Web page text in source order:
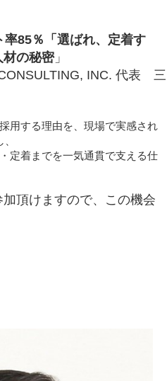
85％「選ばれ、定着す
材の秘密」
INC. 代表 三
用する理由を、現場で実感され
定着までを一気通貫で支える仕
頂けますので、この機会